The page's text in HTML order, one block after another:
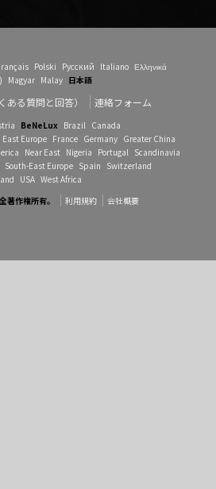
Polski Русский Italiano Ελληνικά
Magyar Malay 日本語
ある質問と回答） 連絡フォーム
BeNeLux Brazil Canada
East Europe France Germany Greater China
Near East Nigeria Portugal Scandinavia
South-East Europe Spain Switzerland
USA West Africa
作権所有。
利用規約
会社概要